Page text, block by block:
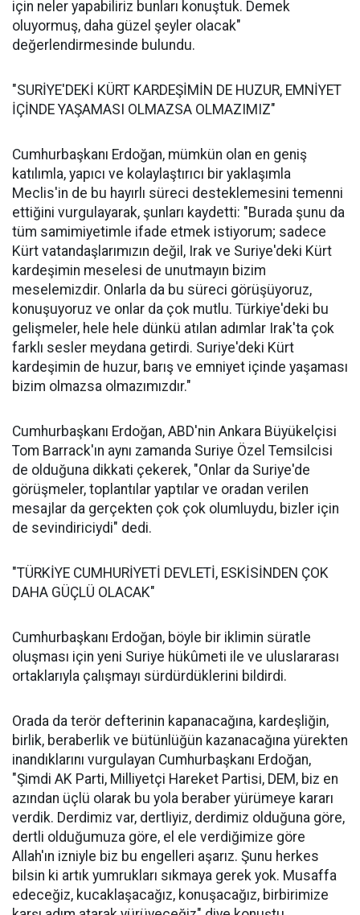
için neler yapabiliriz bunları konuştuk. Demek
oluyormuş, daha güzel şeyler olacak"
değerlendirmesinde bulundu.
"SURİYE'DEKİ KÜRT KARDEŞİMİN DE HUZUR, EMNİYET
İÇİNDE YAŞAMASI OLMAZSA OLMAZIMIZ"
Cumhurbaşkanı Erdoğan, mümkün olan en geniş
katılımla, yapıcı ve kolaylaştırıcı bir yaklaşımla
Meclis'in de bu hayırlı süreci desteklemesini temenni
ettiğini vurgulayarak, şunları kaydetti: "Burada şunu da
tüm samimiyetimle ifade etmek istiyorum; sadece
Kürt vatandaşlarımızın değil, Irak ve Suriye'deki Kürt
kardeşimin meselesi de unutmayın bizim
meselemizdir. Onlarla da bu süreci görüşüyoruz,
konuşuyoruz ve onlar da çok mutlu. Türkiye'deki bu
gelişmeler, hele hele dünkü atılan adımlar Irak'ta çok
farklı sesler meydana getirdi. Suriye'deki Kürt
kardeşimin de huzur, barış ve emniyet içinde yaşaması
bizim olmazsa olmazımızdır."
Cumhurbaşkanı Erdoğan, ABD'nin Ankara Büyükelçisi
Tom Barrack'ın aynı zamanda Suriye Özel Temsilcisi
de olduğuna dikkati çekerek, "Onlar da Suriye'de
görüşmeler, toplantılar yaptılar ve oradan verilen
mesajlar da gerçekten çok çok olumluydu, bizler için
de sevindiriciydi" dedi.
"TÜRKİYE CUMHURİYETİ DEVLETİ, ESKİSİNDEN ÇOK
DAHA GÜÇLÜ OLACAK"
Cumhurbaşkanı Erdoğan, böyle bir iklimin süratle
oluşması için yeni Suriye hükûmeti ile ve uluslararası
ortaklarıyla çalışmayı sürdürdüklerini bildirdi.
Orada da terör defterinin kapanacağına, kardeşliğin,
birlik, beraberlik ve bütünlüğün kazanacağına yürekten
inandıklarını vurgulayan Cumhurbaşkanı Erdoğan,
"Şimdi AK Parti, Milliyetçi Hareket Partisi, DEM, biz en
azından üçlü olarak bu yola beraber yürümeye kararı
verdik. Derdimiz var, dertliyiz, derdimiz olduğuna göre,
dertli olduğumuza göre, el ele verdiğimize göre
Allah'ın izniyle biz bu engelleri aşarız. Şunu herkes
bilsin ki artık yumrukları sıkmaya gerek yok. Musaffa
edeceğiz, kucaklaşacağız, konuşacağız, birbirimize